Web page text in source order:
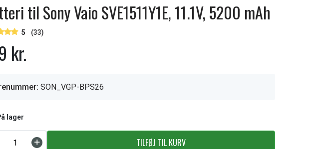
til Sony Vaio SVE1511Y1E, 11.1V, 5200 mAh
5 (33)
kr.
SON_VGP-BPS26
lager
TILFØJ TIL KURV